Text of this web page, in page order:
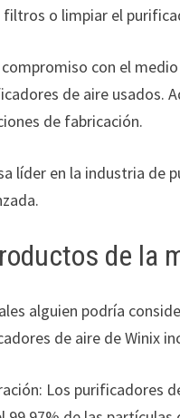
o limpiar el
con el
de aire usados.
de fabricación.
líder en la industria
de la
alguien podría
de aire de Winix
Los purificadores